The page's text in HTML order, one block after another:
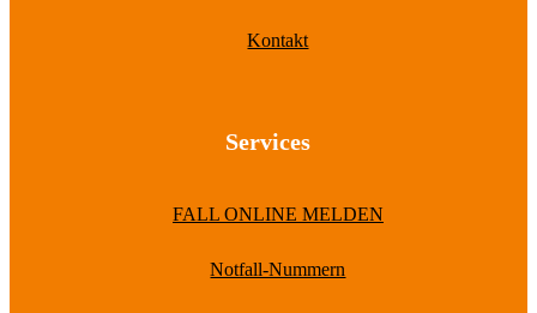
Kontakt
Services
FALL ONLINE MELDEN
Notfall-Nummern